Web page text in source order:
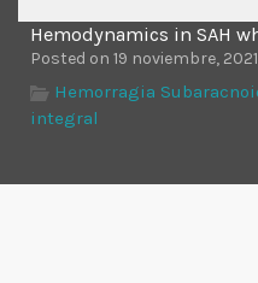
Hemodynamics in SAH
Posted on 19 noviembre, 2021
Hemorragia
integral